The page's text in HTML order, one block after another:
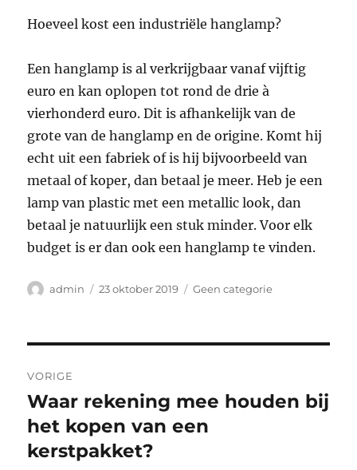
Hoeveel kost een industriële hanglamp?
Een hanglamp is al verkrijgbaar vanaf vijftig
euro en kan oplopen tot rond de drie à
vierhonderd euro. Dit is afhankelijk van de
grote van de hanglamp en de origine. Komt hij
echt uit een fabriek of is hij bijvoorbeeld van
metaal of koper, dan betaal je meer. Heb je een
lamp van plastic met een metallic look, dan
betaal je natuurlijk een stuk minder. Voor elk
budget is er dan ook een hanglamp te vinden.
Auteur
admin
Geplaatst
23 oktober 2019 Categorieën
Geen categorie
navigatie
VORIGE
Vorig
bericht:
Waar rekening mee houden bij
het kopen van een
kerstpakket?